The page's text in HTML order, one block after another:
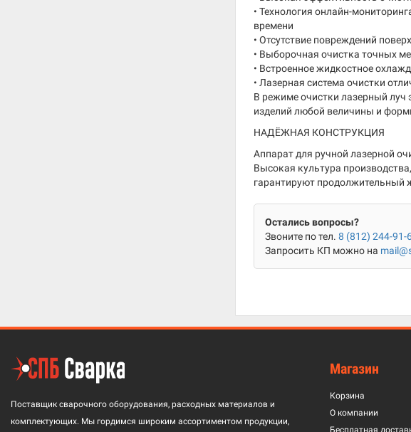
• Технология онлайн-
времени
• Отсутствие повреждений
• Выборочная очистка точных
• Встроенное жидкостное
• Лазерная система очистки
В режиме очистки лазерный луч
изделий любой величины и
НАДЁЖНАЯ КОНСТРУКЦИЯ
Аппарат для ручной лазерной
Высокая культура
гарантируют продолжительный
Остались вопросы?
Звоните по тел. 8 (812) 244-91-
Запросить КП можно на
Поставщик сварочного оборудования, расходных материалов и
комплектующих. Мы гордимся широким ассортиментом продукции,
Магазин
Корзина
О компании
Бесплатная